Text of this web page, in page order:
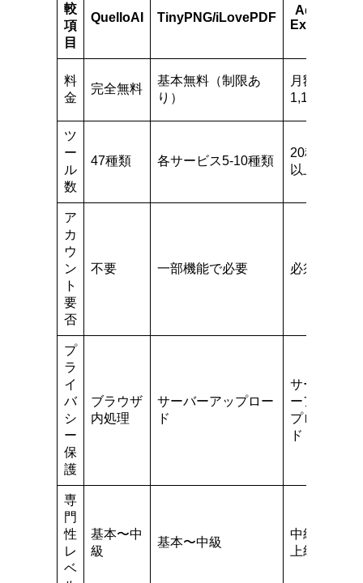
較
項
目
QuelloAI TinyPNG/iLovePDF
Adobe
Express
料
金
完全無料
基本無料（制限あ
り）
月額
1,180円
ツ
ー
ル
数
47種類 各サービス5-10種類
20種類
以上
ア
カ
ウ
ン
ト
要
否
不要 一部機能で必要 必須
プ
ラ
イ
バ
シ
ー
保
護
ブラウザ
内処理
サーバーアップロー
ド
サーバ
ーアッ
プロー
ド
専
門
性
レ
ベ
基本〜中
級
基本〜中級
中級〜
上級